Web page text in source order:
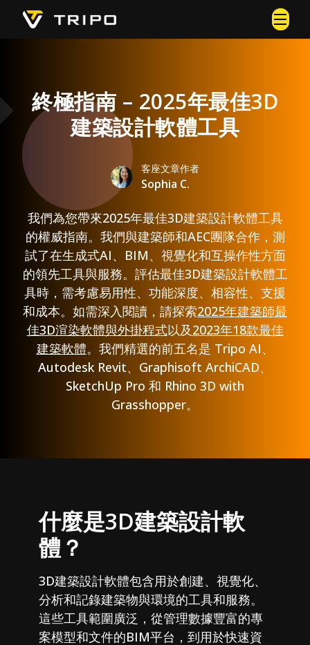
終極指南 – 2025年最佳3D
建築設計軟體工具
客座文章作者
Sophia C.
我們為您帶來2025年最佳3D建築設計軟體工具
的權威指南。我們與建築師和AEC團隊合作，測
試了在生成式AI、BIM、視覺化和互操作性方面
的領先工具與服務。評估最佳3D建築設計軟體工
具時，需考慮易用性、功能深度、相容性、支援
和成本。如需深入閱讀，請探索2025年建築師最
佳3D渲染軟體與外掛程式以及2023年18款最佳
建築軟體。我們精選的前五名是 Tripo AI、
Autodesk Revit、Graphisoft ArchiCAD、
SketchUp Pro 和 Rhino 3D with
Grasshopper。
什麼是3D建築設計軟
體？
3D建築設計軟體包含用於創建、視覺化、
分析和記錄建築物與環境的工具和服務。
這些工具範圍廣泛，從管理數據豐富的專
案模型和文件的BIM平台，到用於快速資